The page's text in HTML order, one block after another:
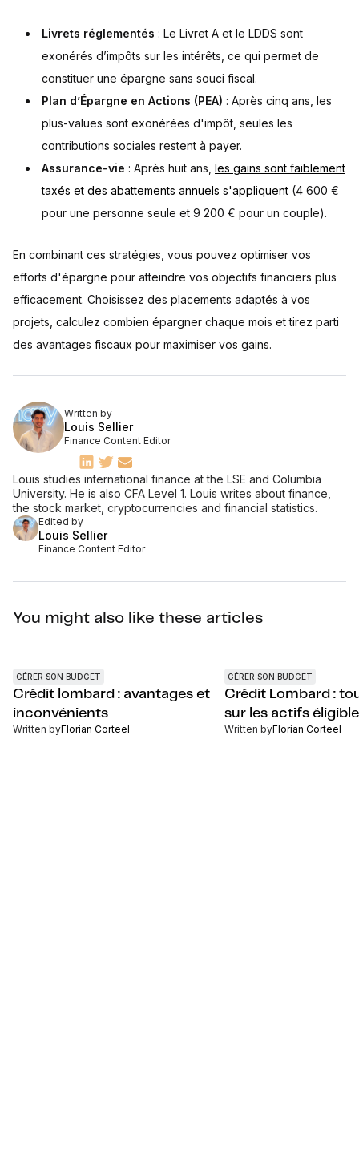
Livrets réglementés : Le Livret A et le LDDS sont
exonérés d’impôts sur les intérêts, ce qui permet de
constituer une épargne sans souci fiscal.
Plan d’Épargne en Actions (PEA) : Après cinq ans, les
plus-values sont exonérées d'impôt, seules les
contributions sociales restent à payer.
Assurance-vie : Après huit ans, les gains sont faiblement
taxés et des abattements annuels s'appliquent (4 600 €
pour une personne seule et 9 200 € pour un couple).
En combinant ces stratégies, vous pouvez optimiser vos
efforts d'épargne pour atteindre vos objectifs financiers plus
efficacement. Choisissez des placements adaptés à vos
projets, calculez combien épargner chaque mois et tirez parti
des avantages fiscaux pour maximiser vos gains.
Edited by
Louis Sellier
Finance Content Editor
Written by
Louis Sellier
Finance Content Editor
Louis studies international finance at the LSE and Columbia
University. He is also CFA Level 1. Louis writes about finance,
the stock market, cryptocurrencies and financial statistics.
You might also like these articles
GÉRER SON BUDGET
Crédit lombard : avantages et
inconvénients
Written byFlorian Corteel
GÉRER SON BUDGET
Crédit Lombard :
sur les actifs
Written byFlorian Corteel